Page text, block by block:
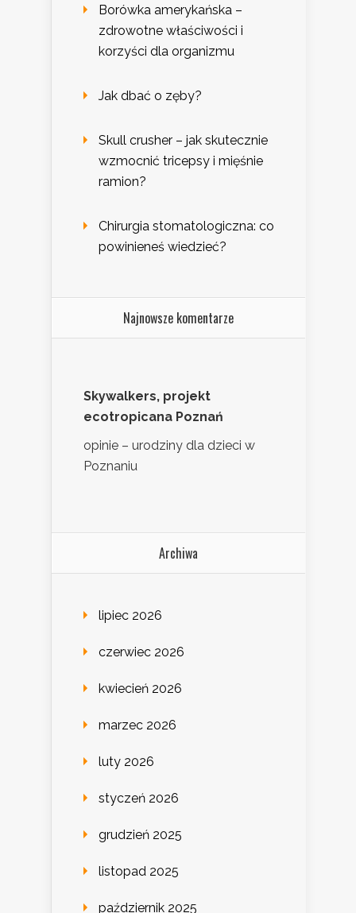
Borówka amerykańska –
zdrowotne właściwości i
korzyści dla organizmu
Jak dbać o zęby?
Skull crusher – jak skutecznie
wzmocnić tricepsy i mięśnie
ramion?
Chirurgia stomatologiczna: co
powinieneś wiedzieć?
Najnowsze komentarze
Skywalkers, projekt
ecotropicana Poznań
opinie – urodziny dla dzieci w
Poznaniu
Archiwa
lipiec 2026
czerwiec 2026
kwiecień 2026
marzec 2026
luty 2026
styczeń 2026
grudzień 2025
listopad 2025
październik 2025